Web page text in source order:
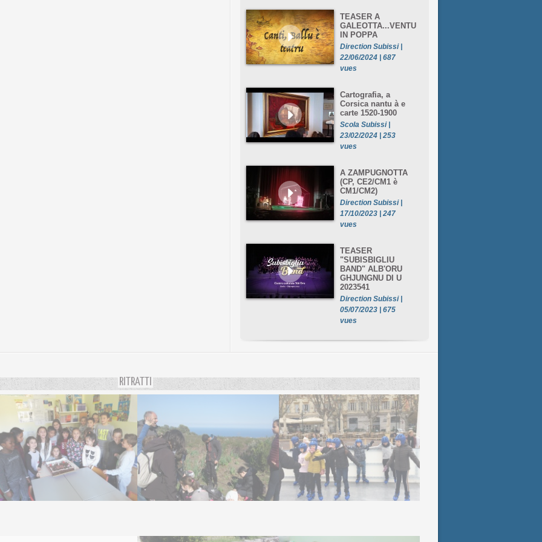
TEASER A
GALEOTTA...VENTU
IN POPPA
Direction Subissi |
22/06/2024 | 687
vues
Cartografia, a
Corsica nantu à e
carte 1520-1900
Scola Subissi |
23/02/2024 | 253
vues
A ZAMPUGNOTTA
(CP, CE2/CM1 è
CM1/CM2)
Direction Subissi |
17/10/2023 | 247
vues
TEASER
"SUBISBIGLIU
BAND" ALB'ORU
GHJUNGNU DI U
2023541
Direction Subissi |
05/07/2023 | 675
vues
RITRATTI